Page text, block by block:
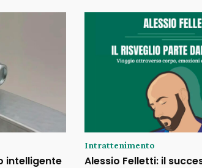
intelligente
Intrattenimento
Alessio Felletti: il